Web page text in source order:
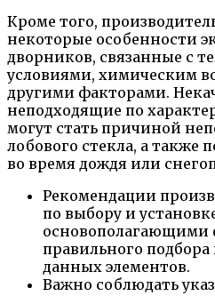
Кроме того,
некоторые особенности
дворников, связанные с
условиями, химическим
другими факторами.
неподходящие по
могут стать причиной
лобового стекла, а также
во время дождя или
Рекомендации
по выбору и
основополагающими
правильного
данных элементов.
Важно соблюдать